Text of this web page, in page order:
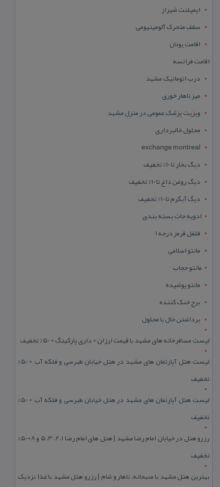
ایمپلنت شیراز
سقف متحرک آلومینیومی
اقامت یونان
اقامت فرانسه
درب اتوماتیک مشهد
میز ناهار خوری
ویزیت پزشک عمومی در منزل مشهد
محلول خالبرداری
exchange montreal
دیگ بخار تا 10% تخفیف
دیگ روغن داغ تا 10% تخفیف
دیگ آبگرم تا 10% تخفیف
ادویه جات بسته بندی
فلفل قرمز درجه 1
مانتو اسلامی
مانتو حجاب
مانتو پوشیده
برج خنک کننده
برداشتن خال با محلول
لیست مسافرخانه های مشهد با قیمت ارزان + داری پارکینگ + 50% تخفیف
لیست هتل آپارتمان های مشهد در هتل خیابان طبرسی و فلکه آب + 50%
تخفیف
لیست هتل آپارتمان های مشهد در هتل خیابان طبرسی و فلکه آب + 50%
تخفیف
رزرو هتل در خیابان امام رضا مشهد | هتل‌ های امام رضا 1، 2، 3، 5 و 8+50%
تخفیف
بهترین هتل مشهد با صبحانه، ناهار و شام | رزرو هتل مشهد با غذا نزدیک